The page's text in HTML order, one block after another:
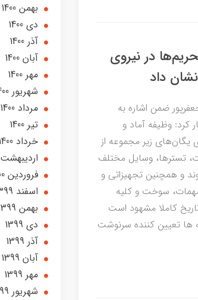
در نیروی
داد
ضمن اشاره به
کرد: وظیفه آماد و
یگان‌های زیر مجموعه از
تسترها، وسایل مختلف
و همچنین تجهیزاتی و
مهمات، سوخت و کلیه
کاملا مشهود است
ها تعیین کننده سرنوشت
بهمن 1400
دی 1400
آذر 1400
آبان 1400
مهر 1400
شهریور 1400
مرداد 1400
تير 1400
خرداد 1400
ارديبهشت 1400
فروردین 1400
اسفند 1399
بهمن 1399
دی 1399
آذر 1399
آبان 1399
مهر 1399
شهریور 1399